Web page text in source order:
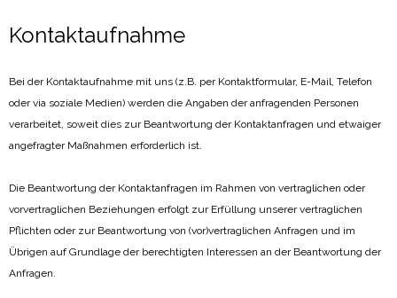
Kontaktaufnahme
Bei der Kontaktaufnahme mit uns (z.B. per Kontaktformular, E-Mail, Telefon
oder via soziale Medien) werden die Angaben der anfragenden Personen
verarbeitet, soweit dies zur Beantwortung der Kontaktanfragen und etwaiger
angefragter Maßnahmen erforderlich ist.
Die Beantwortung der Kontaktanfragen im Rahmen von vertraglichen oder
vorvertraglichen Beziehungen erfolgt zur Erfüllung unserer vertraglichen
Pflichten oder zur Beantwortung von (vor)vertraglichen Anfragen und im
Übrigen auf Grundlage der berechtigten Interessen an der Beantwortung der
Anfragen.